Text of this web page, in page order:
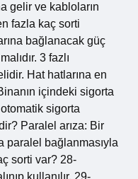
gelir ve kabloların
fazla kaç sorti
bağlanacak güç
3 fazlı
Hat hatlarına en
içindeki sigorta
sigorta
Paralel arıza: Bir
paralel bağlanmasıyla
sorti var? 28-
kullanılır. 29-